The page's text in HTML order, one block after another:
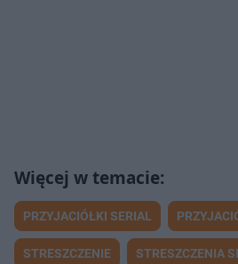
PRZYJACIÓŁKI SERIAL
STRESZCZENIE STRESZCZENIA